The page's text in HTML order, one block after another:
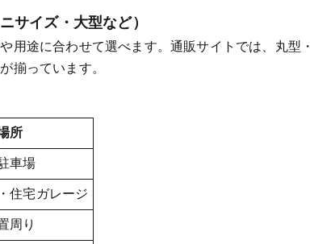
サイズ・大型など）
用途に合わせて選べます。通販サイトでは、丸型・
揃っています。
所
車場
住宅ガレージ
周り